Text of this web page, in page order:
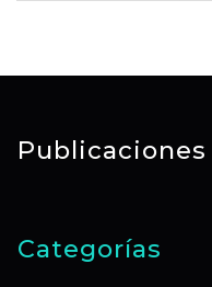
Publicaciones
Categorías